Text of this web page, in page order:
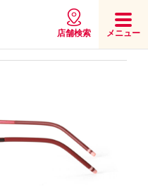
店舗検索 メニュー